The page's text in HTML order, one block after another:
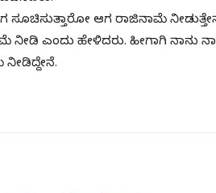
ಆಗ ರಾಜಿನಾಮೆ
ಎಂದು ಹೇಳಿದರು. ಹೀಗಾಗಿ ನಾನು